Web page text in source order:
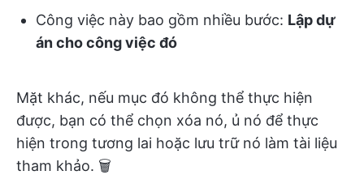
Công việc này bao gồm nhiều bước: Lập dự
án cho công việc đó
Mặt khác, nếu mục đó không thể thực hiện
được, bạn có thể chọn xóa nó, ủ nó để thực
hiện trong tương lai hoặc lưu trữ nó làm tài liệu
tham khảo. 🗑️